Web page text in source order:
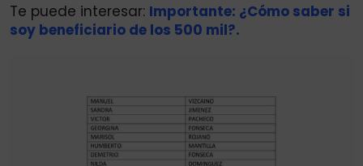
Te puede interesar: Importante: ¿Cómo saber si
soy beneficiario de los 500 mil?.